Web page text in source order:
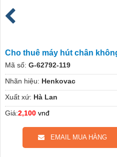
Cho thuê máy hút chân
Mã số: G-62792-119
Nhãn hiệu: Henkovac
Xuất xứ: Hà Lan
Giá:2,100 vnđ
EMAIL MUA HÀNG